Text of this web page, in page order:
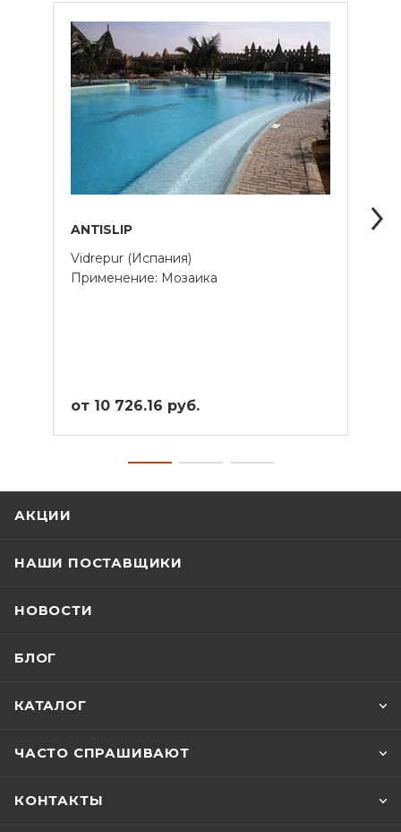
ANTISLIP
Vidrepur (Испания)
Применение: Мозаика
от 10 726.16 руб.
АКЦИИ
НАШИ ПОСТАВЩИКИ
НОВОСТИ
БЛОГ
КАТАЛОГ
ЧАСТО СПРАШИВАЮТ
КОНТАКТЫ